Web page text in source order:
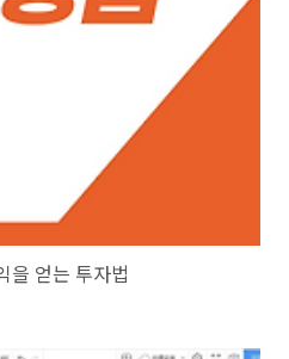
을 얻는 투자법